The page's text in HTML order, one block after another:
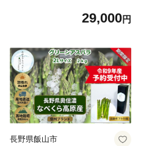
《出荷時期：2027年5月中旬
送 独自栽培 甘さ 高級 ギフト
(Ce-007)
29,000円
長野県飯山市